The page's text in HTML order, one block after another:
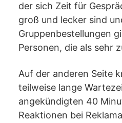
der sich Zeit für
groß und lecker sind
Gruppenbestellungen
Personen, die als sehr
Auf der anderen Seite
teilweise lange
angekündigten 40
Reaktionen bei